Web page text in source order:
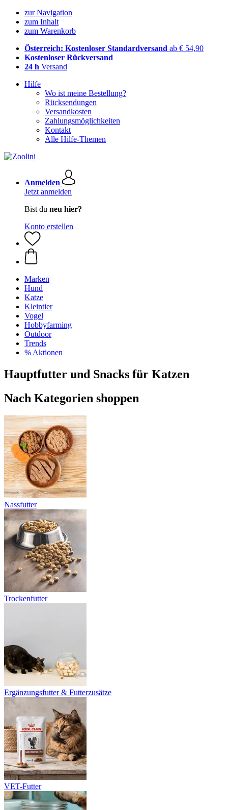
zur Navigation
zum Inhalt
zum Warenkorb
Österreich: Kostenloser Standardversand ab € 54,90
Kostenloser Rückversand
24 h Versand
Hilfe
Wo ist meine Bestellung?
Rücksendungen
Versandkosten
Zahlungsmöglichkeiten
Kontakt
Alle Hilfe-Themen
Anmelden
Jetzt anmelden
Bist du neu hier?
Konto erstellen
Marken
Hund
Katze
Kleintier
Vogel
Hobbyfarming
Outdoor
Trends
% Aktionen
Hauptfutter und Snacks für Katzen
Nach Kategorien shoppen
Nassfutter
Trockenfutter
Ergänzungsfutter & Futterzusätze
VET-Futter